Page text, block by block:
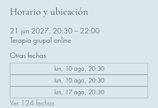
Horario y ubicación
21 jun 2027, 20:30 – 22:00
Terapia grupal online
Otras fechas
lun, 10 ago, 20:30
lun, 10 ago, 20:30
lun, 17 ago, 20:30
Ver 124 fechas